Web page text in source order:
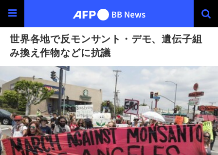
世界各地で反モンサント・デモ、遺伝子組
み換え作物などに抗議